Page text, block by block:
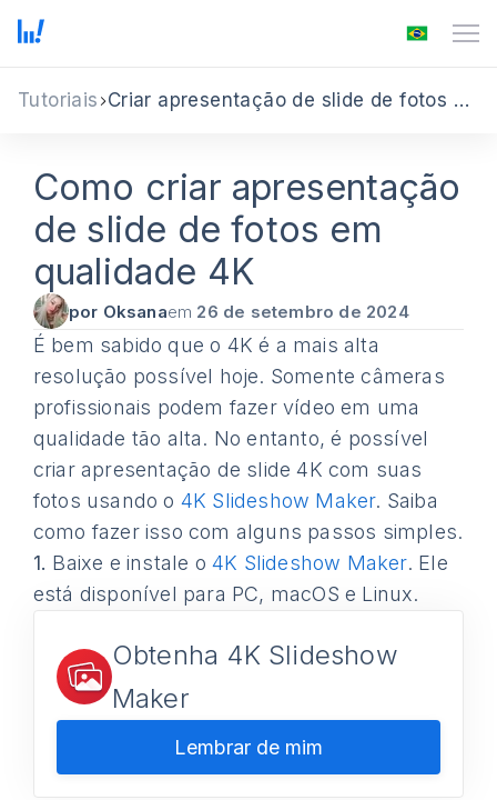
Tutoriais Criar apresentação de slide de fotos em qualidade 4K
Como criar apresentação
de slide de fotos em
qualidade 4K
por Oksanaem 26 de setembro de 2024
É bem sabido que o 4K é a mais alta
resolução possível hoje. Somente câmeras
profissionais podem fazer vídeo em uma
qualidade tão alta. No entanto, é possível
criar apresentação de slide 4K com suas
fotos usando o 4K Slideshow Maker. Saiba
como fazer isso com alguns passos simples.
1. Baixe e instale o4K Slideshow Maker. Ele
está disponível para PC, macOS e Linux.
Obtenha 4K Slideshow
Maker
Lembrar de mim